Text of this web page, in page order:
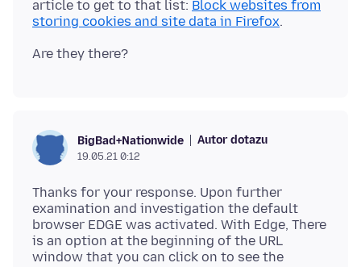
article to get to that list: Block websites from
storing cookies and site data in Firefox
BigBad+Nationwide Autor dotazu
19.05.21 0:12
Thanks for your response. Upon further
examination and investigation the default
browser EDGE was activated. With Edge, There
is an option at the beginning of the URL
window that you can click on to see the